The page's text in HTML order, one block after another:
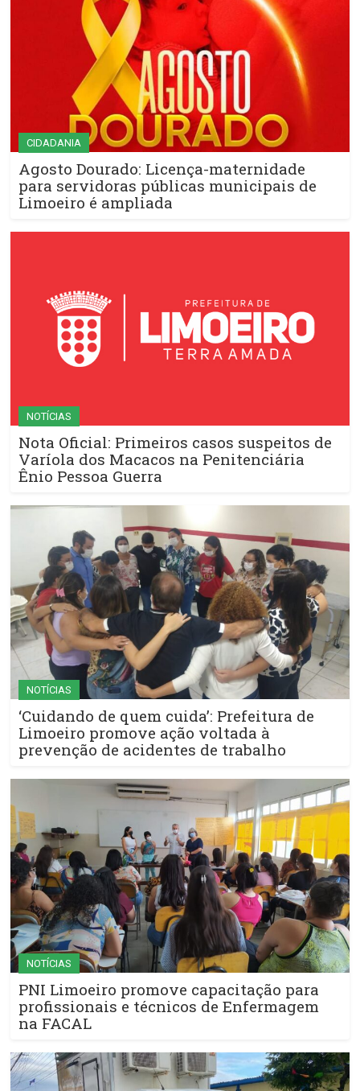
CIDADANIA
Agosto Dourado: Licença-maternidade
para servidoras públicas municipais de
Limoeiro é ampliada
NOTÍCIAS
Nota Oficial: Primeiros casos suspeitos de
Varíola dos Macacos na Penitenciária
Ênio Pessoa Guerra
NOTÍCIAS
‘Cuidando de quem cuida’: Prefeitura de
Limoeiro promove ação voltada à
prevenção de acidentes de trabalho
NOTÍCIAS
PNI Limoeiro promove capacitação para
profissionais e técnicos de Enfermagem
na FACAL